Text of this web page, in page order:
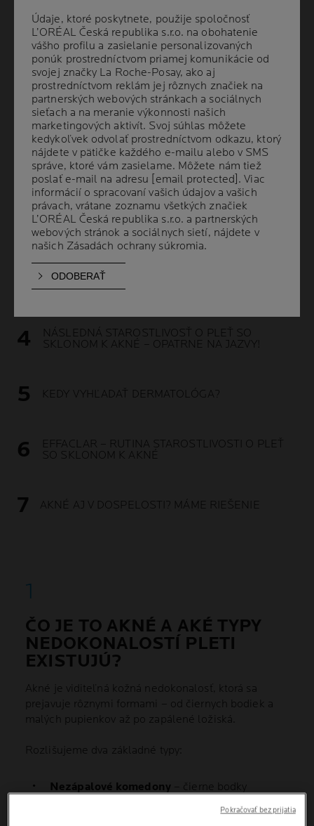
na hlavné príčiny vzniku akné, vysvetlíme si, aké typy
akné existujú, a predstavíme možnosti cielenej
starostlivosti. Zistíte tiež, ako si zostaviť každodennú
rutinu starostlivosti, ktorá pomôže pleti so sklonom k
akné nájsť znovu rovnováhu.
ČO JE TO AKNÉ A AKÉ TYPY NEDOKONALOSTÍ
PLETI EXISTUJÚ?
ČO SPÔSOBUJE AKNÉ A PUPIENKY?
AKO SA STARAŤ O PLEŤ S AKNÉ A PUPIENKAMI?
NÁSLEDNÁ STAROSTLIVOSŤ O PLEŤ SO
SKLONOM K AKNÉ – OPATRNE NA JAZVY!
KEDY VYHĽADAŤ DERMATOLÓGA?
EFFACLAR – RUTINA STAROSTLIVOSTI O PLEŤ
SO SKLONOM K AKNÉ
AKNÉ AJ V DOSPELOSTI? MÁME RIEŠENIE
ČO JE TO AKNÉ A AKÉ TYPY
NEDOKONALOSTÍ PLETI
EXISTUJÚ?
Akné je viditeľná kožná nedokonalosť, ktorá sa
prejavuje rôznymi formami – od čiernych bodiek a
malých pupienkov až po zapálené ložiská.
Rozlišujeme dva základné typy:
Nezápalové komedony – čierne bodky
(otvorené komedony, často na nose) a biele
pupienky (uzavreté komedony), ktoré sa
Údaje, ktoré poskytnete, použije spoločnosť
L’ORÉAL Česká republika s.r.o. na obohatenie
vášho profilu a zasielanie personalizovaných
ponúk prostredníctvom priamej komunikácie od
svojej značky La Roche-Posay, ako aj
prostredníctvom reklám jej rôznych značiek na
partnerských webových stránkach a sociálnych
sieťach a na meranie výkonnosti našich
marketingových aktivít. Svoj súhlas môžete
kedykoľvek odvolať prostredníctvom odkazu, ktorý
nájdete v pätičke každého e-mailu alebo v SMS
správe, ktoré vám zasielame. Môžete nám tiež
poslať e-mail na adresu
[email protected] . Viac
informácií o spracovaní vašich údajov a vašich
právach, vrátane zoznamu všetkých značiek
L’ORÉAL Česká republika s.r.o. a partnerských
webových stránok a sociálnych sietí, nájdete v
našich Zásadách ochrany súkromia.
Údaje, ktoré poskytnete, použije spoločnosť
L’ORÉAL Česká republika s.r.o. na obohatenie
vášho profilu a zasielanie personalizovaných
ponúk prostredníctvom priamej komunikácie od
svojej značky La Roche-Posay, ako aj
prostredníctvom reklám jej rôznych značiek na
partnerských webových stránkach a sociálnych
sieťach a na meranie výkonnosti našich
marketingových aktivít. Svoj súhlas môžete
kedykoľvek odvolať prostredníctvom odkazu, ktorý
nájdete v pätičke každého e-mailu alebo v SMS
správe, ktoré vám zasielame. Môžete nám tiež
poslať e-mail na adresu
[email protected] . Viac
informácií o spracovaní vašich údajov a vašich
právach, vrátane zoznamu všetkých značiek
L’ORÉAL Česká republika s.r.o. a partnerských
webových stránok a sociálnych sietí, nájdete v
našich Zásadách ochrany súkromia.
Pokračovať bez prijatia